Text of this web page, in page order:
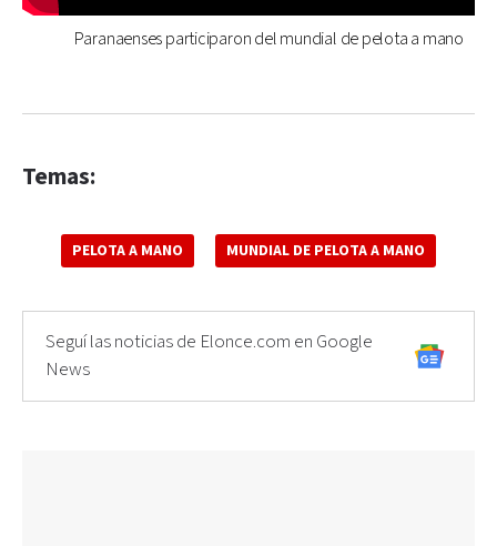
Paranaenses participaron del mundial de pelota a mano
Temas:
PELOTA A MANO MUNDIAL DE PELOTA A MANO
Seguí las noticias de Elonce.com en Google
News